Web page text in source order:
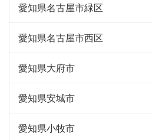
愛知県名古屋市緑区
愛知県名古屋市西区
愛知県大府市
愛知県安城市
愛知県小牧市